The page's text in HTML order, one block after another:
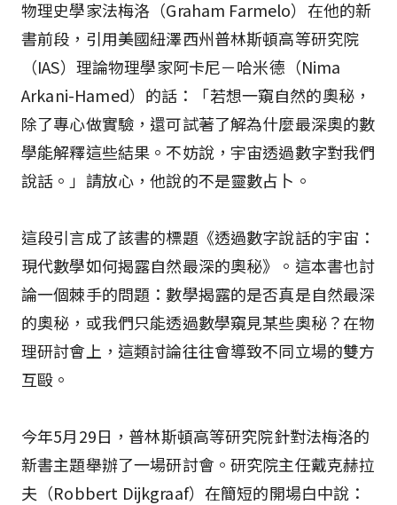
物理史學家法梅洛（Graham Farmelo）在他的新
書前段，引用美國紐澤西州普林斯頓高等研究院
（IAS）理論物理學家阿卡尼－哈米德（Nima
Arkani-Hamed）的話：「若想一窺自然的奧秘，
除了專心做實驗，還可試著了解為什麼最深奧的數
學能解釋這些結果。不妨說，宇宙透過數字對我們
說話。」請放心，他說的不是靈數占卜。
這段引言成了該書的標題《透過數字說話的宇宙：
現代數學如何揭露自然最深的奧秘》。這本書也討
論一個棘手的問題：數學揭露的是否真是自然最深
的奧秘，或我們只能透過數學窺見某些奧秘？在物
理研討會上，這類討論往往會導致不同立場的雙方
互毆。
今年5月29日，普林斯頓高等研究院針對法梅洛的
新書主題舉辦了一場研討會。研究院主任戴克赫拉
夫（Robbert Dijkgraaf）在簡短的開場白中說：